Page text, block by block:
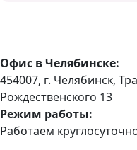
Офис в Челябинске:
454007, г. Челябинск,
Рождественского 13​
Режим работы:
Работаем